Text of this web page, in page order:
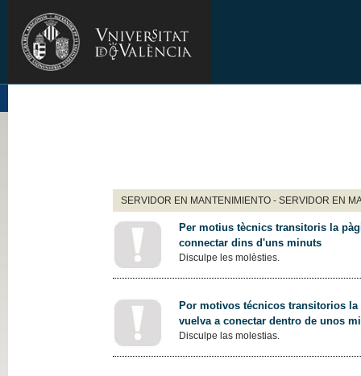
SERVIDOR EN MANTENIMIENTO - SERVIDOR EN
Per motius tècnics transitoris la
connectar dins d'uns minuts
Disculpe les molèsties.
Por motivos técnicos transitorios
vuelva a conectar dentro de unos
Disculpe las molestias.